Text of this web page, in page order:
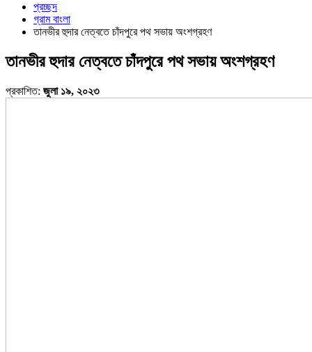
প্রচ্ছদ
গ্রাম বাংলা
তানভীর হুদার নেত্বতে চাঁদপুরে পথ সভায় অংশগ্রহণ
তানভীর হুদার নেত্বতে চাঁদপুরে পথ সভায় অংশগ্রহণ
প্রকাশিত: জুলা ১৯, ২০২৩